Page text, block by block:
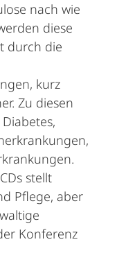
nach wie
diese
durch die
kurz
Zu diesen
stellt
Pflege, aber
Konferenz